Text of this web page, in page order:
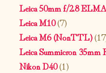
Leica 50mm f/2.8
Leica M10(7)
Leica M6 (NonTTL)
Leica Summicron 35mm
Nikon D40(1)